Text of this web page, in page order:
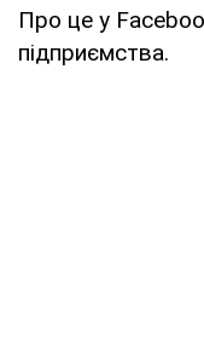
Про це у
підприємства.